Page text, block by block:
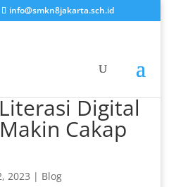
info@smkn8jakarta.sch.id
Digital
Cakap
2023 | Blog